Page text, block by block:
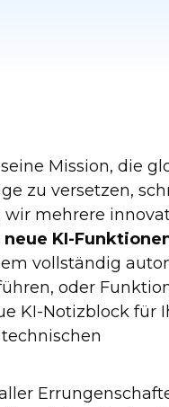
Mission, die
zu versetzen,
mehrere
KI-
vollständig
oder
KI-Notizblock für